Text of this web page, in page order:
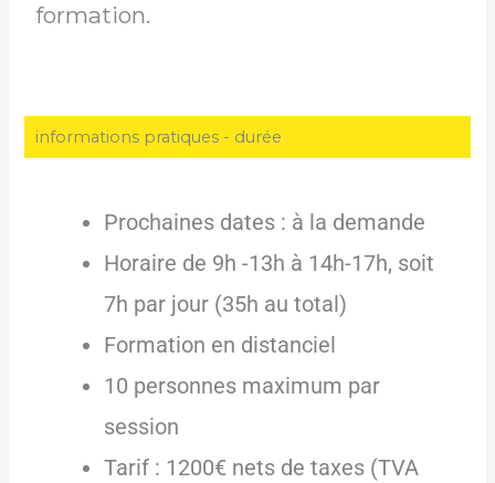
formation.
informations pratiques - durée
Prochaines dates : à la demande
Horaire de 9h -13h à 14h-17h, soit
7h par jour (35h au total)
Formation en distanciel
10 personnes maximum par
session
Tarif : 1200€ nets de taxes (TVA